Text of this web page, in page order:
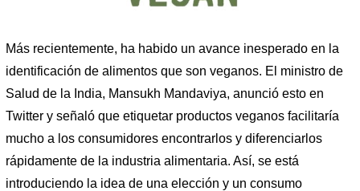
Más recientemente, ha habido un avance inesperado en la
identificación de alimentos que son veganos. El ministro de
Salud de la India, Mansukh Mandaviya, anunció esto en
Twitter y señaló que etiquetar productos veganos facilitaría
mucho a los consumidores encontrarlos y diferenciarlos
rápidamente de la industria alimentaria. Así, se está
introduciendo la idea de una elección y un consumo